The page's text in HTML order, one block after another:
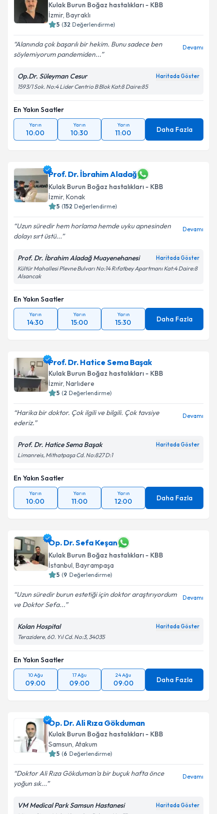
Kulak Burun Boğaz hastalıkları - KBB
İzmir, Bayraklı
5 (32 Değerlendirme)
Alanında çok başarılı bir hekim. Bunu sadece ben
söylemiyorum pandemiden...
Devamı
Op.Dr. Süleyman Cesur Haritada Göster
1593/1 Sok. No:4 Lider Centrio B Blok Kat:8 Daire:85
En Yakın Saatler
Yarın
10:00
Yarın
10:30
Yarın
11:00 Daha Fazla
Prof. Dr. İbrahim Aladağ
Kulak Burun Boğaz hastalıkları - KBB
İzmir, Konak
5 (152 Değerlendirme)
Uzun süredir hem horlama hemde uyku apnesinden
dolayı sırt üstü...
Devamı
Prof. Dr. İbrahim Aladağ Muayenehanesi Haritada Göster
Kültür Mahallesi Plevne Bulvarı No:14 Rıfatbey Apartmanı Kat:4 Daire:8
Alsancak
En Yakın Saatler
Yarın
14:30
Yarın
15:00
Yarın
15:30 Daha Fazla
Prof. Dr. Hatice Sema Başak
Kulak Burun Boğaz hastalıkları - KBB
İzmir, Narlıdere
5 (2 Değerlendirme)
Harika bir doktor. Çok ilgili ve bilgili. Çok tavsiye
ederiz.
Devamı
Prof. Dr. Hatice Sema Başak Haritada Göster
Limanreis, Mithatpaşa Cd. No:827 D:1
En Yakın Saatler
Yarın
10:00
Yarın
11:00
Yarın
12:00 Daha Fazla
Op. Dr. Sefa Keşan
Kulak Burun Boğaz hastalıkları - KBB
İstanbul, Bayrampaşa
5 (9 Değerlendirme)
Uzun süredir burun estetiği için doktor araştırıyordum
ve Doktor Sefa...
Devamı
Kolan Hospital Haritada Göster
Terazidere, 60. Yıl Cd. No:3, 34035
En Yakın Saatler
10 Ağu
09:00
17 Ağu
09:00
24 Ağu
09:00 Daha Fazla
Op. Dr. Ali Rıza Gökduman
Kulak Burun Boğaz hastalıkları - KBB
Samsun, Atakum
5 (6 Değerlendirme)
Doktor Ali Rıza Gökduman’a bir buçuk hafta önce
yoğun sık...
Devamı
VM Medical Park Samsun Hastanesi Haritada Göster